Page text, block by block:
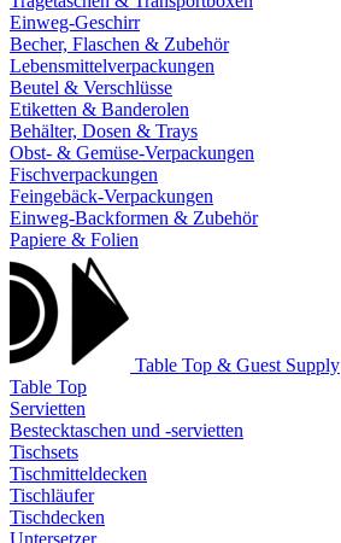
Einweg-Geschirr
Becher, Flaschen & Zubehör
Lebensmittelverpackungen
Beutel & Verschlüsse
Etiketten & Banderolen
Behälter, Dosen & Trays
Obst- & Gemüse-Verpackungen
Fischverpackungen
Feingebäck-Verpackungen
Einweg-Backformen & Zubehör
Papiere & Folien
Table Top & Guest Supply
Table Top
Servietten
Bestecktaschen und -servietten
Tischsets
Tischmitteldecken
Tischläufer
Tischdecken